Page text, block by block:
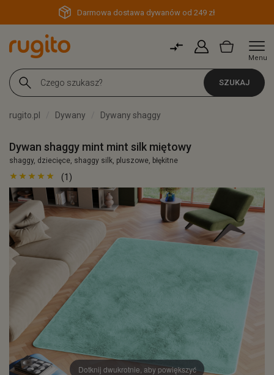
Darmowa dostawa dywanów od 249 zł
Menu
SZUKAJ
rugito.pl Dywany Dywany shaggy
Dywan shaggy mint mint silk miętowy
shaggy, dziecięce, shaggy silk, pluszowe, błękitne
(1)
Dotknij dwukrotnie, aby powiększyć